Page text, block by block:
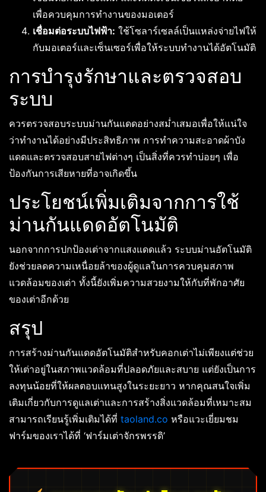
เพื่อควบคุมการทำงานของมอเตอร์
เชื่อมต่อระบบไฟฟ้า: ใช้โซลาร์เซลล์เป็นแหล่งจ่ายไฟให้
กับมอเตอร์และเซ็นเซอร์เพื่อให้ระบบทำงานได้อัตโนมัติ
การบำรุงรักษาและตรวจสอบ
ระบบ
ควรตรวจสอบระบบม่านกันแดดอย่างสม่ำเสมอเพื่อให้แน่ใจ
ว่าทำงานได้อย่างมีประสิทธิภาพ การทำความสะอาดผ้าบัง
แดดและตรวจสอบสายไฟต่างๆ เป็นสิ่งที่ควรทำบ่อยๆ เพื่อ
ป้องกันการเสียหายที่อาจเกิดขึ้น
ประโยชน์เพิ่มเติมจากการใช้
ม่านกันแดดอัตโนมัติ
นอกจากการปกป้องเต่าจากแสงแดดแล้ว ระบบม่านอัตโนมัติ
ยังช่วยลดความเหนื่อยล้าของผู้ดูแลในการควบคุมสภาพ
แวดล้อมของเต่า ทั้งนี้ยังเพิ่มความสวยงามให้กับที่พักอาศัย
ของเต่าอีกด้วย
สรุป
การสร้างม่านกันแดดอัตโนมัติสำหรับคอกเต่าไม่เพียงแต่ช่วย
ให้เต่าอยู่ในสภาพแวดล้อมที่ปลอดภัยและสบาย แต่ยังเป็นการ
ลงทุนน้อยที่ให้ผลตอบแทนสูงในระยะยาว หากคุณสนใจเพิ่ม
เติมเกี่ยวกับการดูแลเต่าและการสร้างสิ่งแวดล้อมที่เหมาะสม
สามารถเรียนรู้เพิ่มเติมได้ที่ taoland.co หรือแวะเยี่ยมชม
ฟาร์มของเราได้ที่ ‘ฟาร์มเต่าจักรพรรดิ’